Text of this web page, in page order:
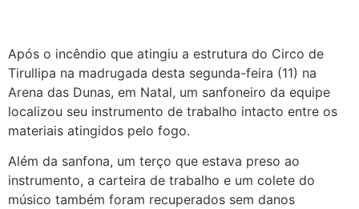
Após o incêndio que atingiu a estrutura do Circo de
Tirullipa na madrugada desta segunda-feira (11) na
Arena das Dunas, em Natal, um sanfoneiro da equipe
localizou seu instrumento de trabalho intacto entre os
materiais atingidos pelo fogo.
Além da sanfona, um terço que estava preso ao
instrumento, a carteira de trabalho e um colete do
músico também foram recuperados sem danos